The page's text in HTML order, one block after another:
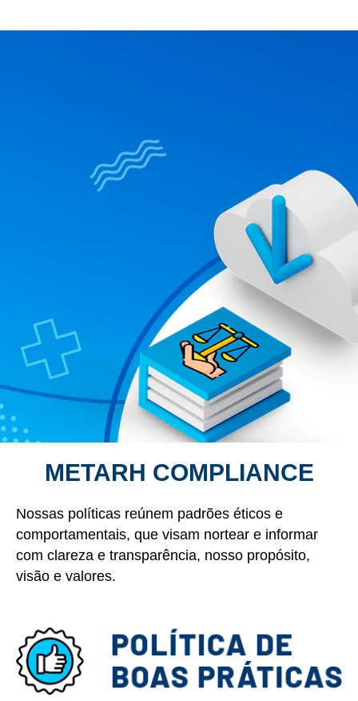
POLÍTICAS E
PROTEÇÃO DE
METARH COMPLIANCE
Nossas políticas reúnem padrões éticos e
comportamentais, que visam nortear e informar
com clareza e transparência, nosso propósito,
visão e valores.